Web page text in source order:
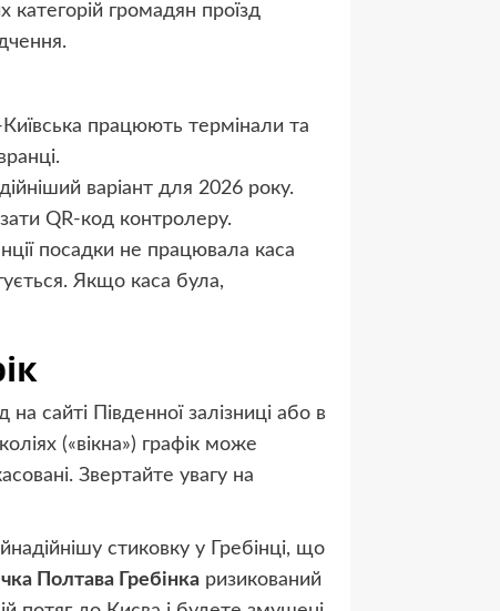
категорій громадян проїзд
працюють термінали та
варіант для 2026 року.
QR-код контролеру.
посадки не працювала каса
Якщо каса була,
сайті Південної залізниці або в
(«вікна») графік може
Звертайте увагу на
стиковку у Гребінці, що
Полтава Гребінка ризикований